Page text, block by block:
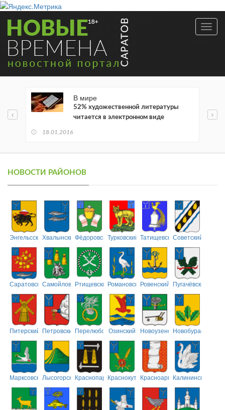
В мире
52% художественной литературы
читается в электронном виде
18.01.2016
НОВОСТИ РАЙОНОВ
ЭнгельсскийХвалынскийФёдоровскийТурковский ТатищевскийСоветский
СаратовскийСамойловскийРтищевскийРомановскийРовенский Пугачёвский
Питерский ПетровскийПерелюбскийОзинский НовоузенскийНовобурасский
МарксовскийЛысогорскийКраснопартизанский
КраснокутскийКрасноармейский
Калининский